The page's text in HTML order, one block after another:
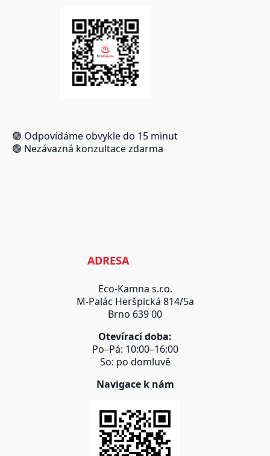
🟢 Odpovídáme obvykle do 15 minut
🟢 Nezávazná konzultace zdarma
ADRESA
Eco-Kamna s.r.o.
M-Palác Heršpická 814/5a
Brno 639 00
Otevírací doba:
Po–Pá: 10:00–16:00
So: po domluvě
Navigace k nám